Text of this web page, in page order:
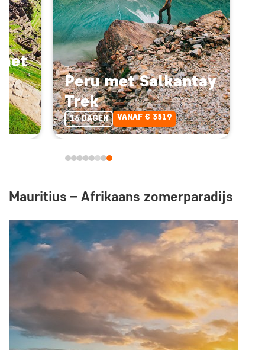
Peru met Salkantay
Trek
16 DAGEN VANAF € 3519
Mauritius – Afrikaans zomerparadijs